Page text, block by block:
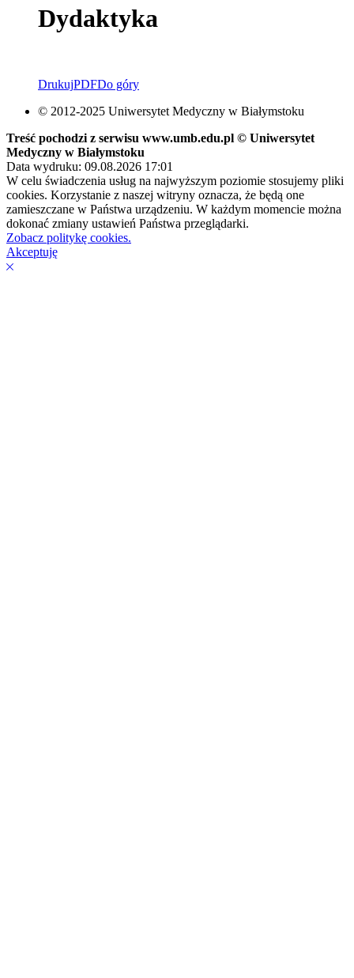
Dydaktyka
DrukujPDFDo góry
© 2012-2025 Uniwersytet Medyczny w Białymstoku
Treść pochodzi z serwisu www.umb.edu.pl © Uniwersytet
Medyczny w Białymstoku
Data wydruku: 09.08.2026 17:01
W celu świadczenia usług na najwyższym poziomie stosujemy pliki
cookies. Korzystanie z naszej witryny oznacza, że będą one
zamieszczane w Państwa urządzeniu. W każdym momencie można
dokonać zmiany ustawień Państwa przeglądarki.
Zobacz politykę cookies.
Akceptuję